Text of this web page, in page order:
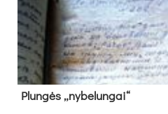
Plun­gės „ny­be­lun­gai“